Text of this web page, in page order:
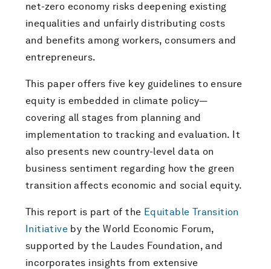
net-zero economy risks deepening existing
inequalities and unfairly distributing costs
and benefits among workers, consumers and
entrepreneurs.
This paper offers five key guidelines to ensure
equity is embedded in climate policy—
covering all stages from planning and
implementation to tracking and evaluation. It
also presents new country-level data on
business sentiment regarding how the green
transition affects economic and social equity.
This report is part of the Equitable Transition
Initiative by the World Economic Forum,
supported by the Laudes Foundation, and
incorporates insights from extensive